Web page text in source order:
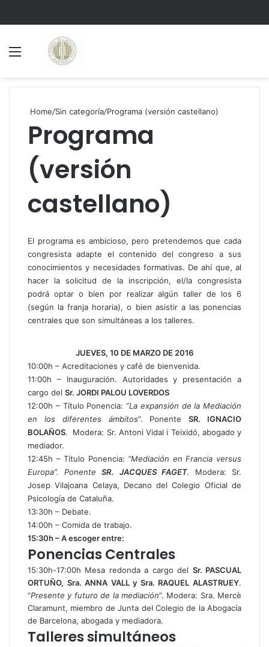
Home/Sin categoría/Programa (versión castellano)
Programa
(versión
castellano)
El programa es ambicioso, pero pretendemos que cada
congresista adapte el contenido del congreso a sus
conocimientos y necesidades formativas. De ahí que, al
hacer la solicitud de la inscripción, el/la congresista
podrá optar o bien por realizar algún taller de los 6
(según la franja horaria), o bien asistir a las ponencias
centrales que son simultáneas a los talleres.
JUEVES, 10 DE MARZO DE 2016
10:00h – Acreditaciones y café de bienvenida.
11:00h – Inauguración. Autoridades y presentación a
cargo del Sr. JORDI PALOU LOVERDOS
12:00h – Título Ponencia: “La expansión de la Mediación
en los diferentes ámbitos”. PonenteSR. IGNACIO
BOLAÑOS. Modera: Sr. Antoni Vidal i Teixidó, abogado y
mediador.
12:45h – Título Ponencia: “Mediación en Francia versus
Europa”.PonenteSR. JACQUES FAGET. Modera: Sr.
Josep Vilajoana Celaya, Decano del Colegio Oficial de
Psicología de Cataluña.
13:30h – Debate.
14:00h – Comida de trabajo.
15:30h – A escoger entre:
Ponencias Centrales
15:30h-17:00h Mesa redonda a cargo del Sr. PASCUAL
ORTUÑO, Sra. ANNA VALL y Sra. RAQUEL ALASTRUEY.
“Presente y futuro de la mediación”. Modera: Sra. Mercè
Claramunt, miembro de Junta del Colegio de la Abogacía
de Barcelona, abogada y mediadora.
Talleres simultáneos